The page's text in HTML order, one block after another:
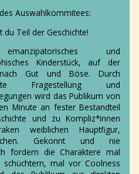
Auswahlkommitees:
du Teil der Geschichte!
und
Kinderstück, auf der
Gut und Böse. Durch
Fragestellung und
wird das Publikum von
Minute an fester Bestandteil
und zu Kompliz*innen
weiblichen Hauptfigur,
Gekonnt und nie
fordern die Charaktere mal
schüchtern, mal vor Coolness